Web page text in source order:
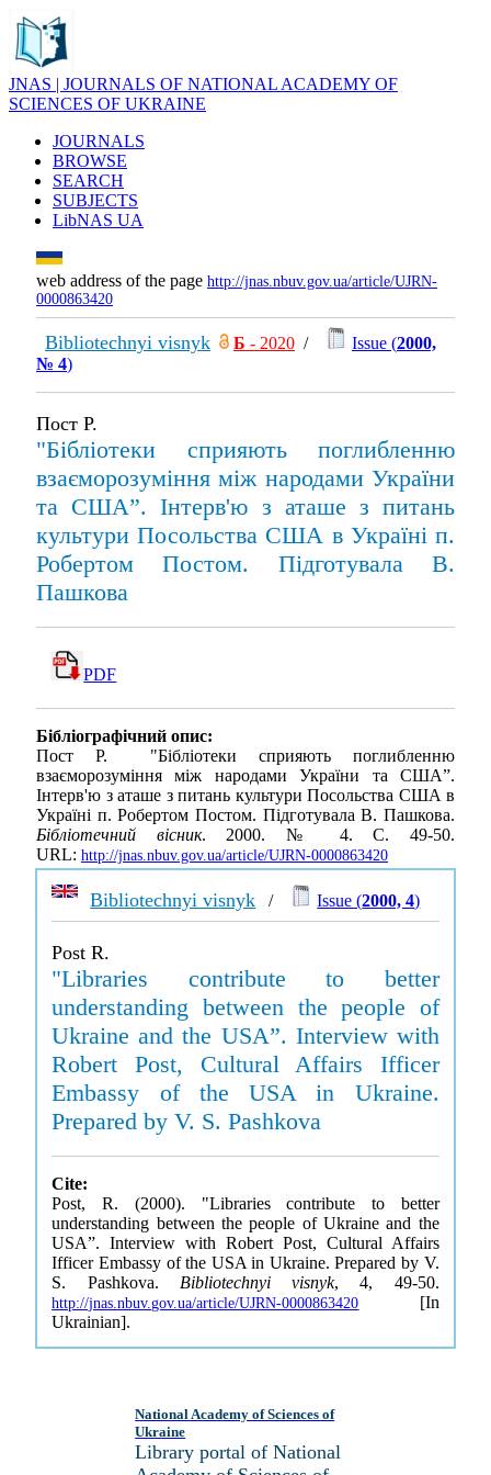
JNAS | JOURNALS OF NATIONAL ACADEMY OF
SCIENCES OF UKRAINE
JOURNALS
BROWSE
SEARCH
SUBJECTS
LibNAS UA
web address of the page http://jnas.nbuv.gov.ua/article/UJRN-
0000863420
Bibliotechnyi visnyk Б - 2020 / Issue (2000,
№ 4)
Пост Р.
"Бібліотеки сприяють поглибленню
взаєморозуміння між народами України
та США”. Інтерв'ю з аташе з питань
культури Посольства США в Україні п.
Робертом Постом. Підготувала В.
Пашкова
PDF
Бібліографічний опис:
Пост Р. "Бібліотеки сприяють поглибленню
взаєморозуміння між народами України та США”.
Інтерв'ю з аташе з питань культури Посольства США в
Україні п. Робертом Постом. Підготувала В. Пашкова.
Бібліотечний вісник. 2000. № 4. С. 49-50.
URL: http://jnas.nbuv.gov.ua/article/UJRN-0000863420
Bibliotechnyi visnyk / Issue (2000, 4)
Post R.
"Libraries contribute to better
understanding between the people of
Ukraine and the USA”. Interview with
Robert Post, Cultural Affairs Ifficer
Embassy of the USA in Ukraine.
Prepared by V. S. Pashkova
Cite:
Post, R. (2000). "Libraries contribute to better
understanding between the people of Ukraine and the
USA”. Interview with Robert Post, Cultural Affairs
Ifficer Embassy of the USA in Ukraine. Prepared by V.
S. Pashkova. Bibliotechnyi visnyk, 4, 49-50.
http://jnas.nbuv.gov.ua/article/UJRN-0000863420 [In
Ukrainian].
National Academy of Sciences of
Ukraine
Library portal of National